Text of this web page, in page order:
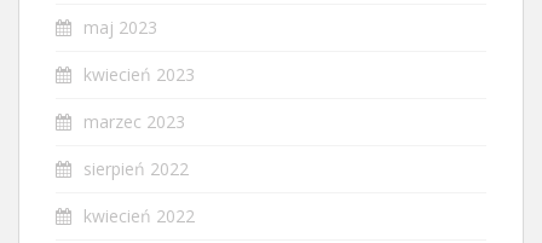
maj 2023
kwiecień 2023
marzec 2023
sierpień 2022
kwiecień 2022